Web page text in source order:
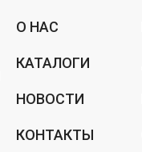
О НАС
КАТАЛОГИ
НОВОСТИ
КОНТАКТЫ